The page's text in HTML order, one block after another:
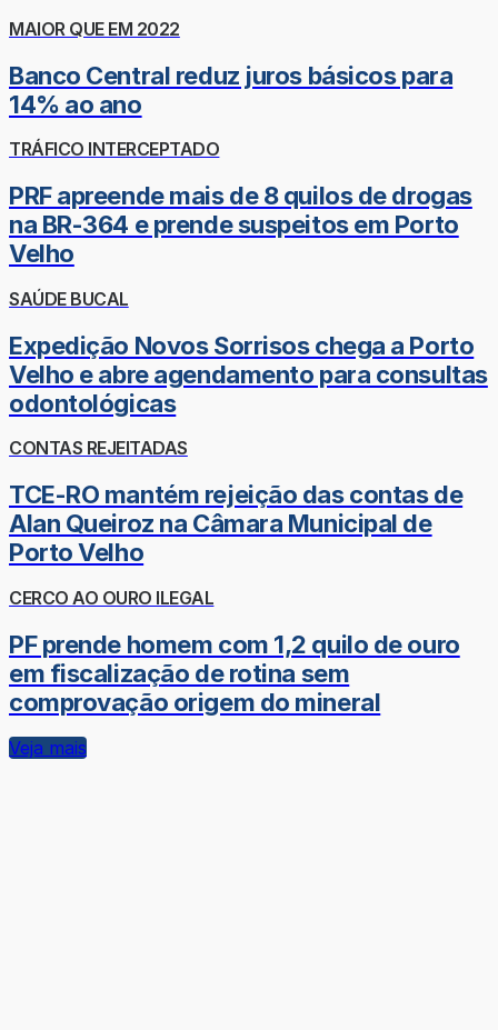
MAIOR QUE EM 2022
Banco Central reduz juros básicos para
14% ao ano
TRÁFICO INTERCEPTADO
PRF apreende mais de 8 quilos de drogas
na BR-364 e prende suspeitos em Porto
Velho
SAÚDE BUCAL
Expedição Novos Sorrisos chega a Porto
Velho e abre agendamento para consultas
odontológicas
CONTAS REJEITADAS
TCE-RO mantém rejeição das contas de
Alan Queiroz na Câmara Municipal de
Porto Velho
CERCO AO OURO ILEGAL
PF prende homem com 1,2 quilo de ouro
em fiscalização de rotina sem
comprovação origem do mineral
Veja mais